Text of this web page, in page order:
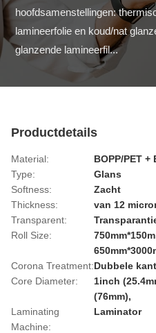
hoofdsamenstellingen:
lamineerfolie en koud/nat
glanzende lamineerfil...
Productdetails
Material:
BOPP/PET +
Type:
Glans
Softness:
Zacht
Thickness:
van 12
Transparent:
Roll Size:
Corona Treatment:Dubbele
Core Diameter:
1inch
(76mm),
Laminating
Machine:
Laminator